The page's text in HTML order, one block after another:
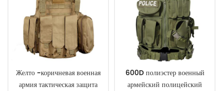
Желто -коричневая военная
армия тактическая защита
600D полиэстер военный
армейский полицейский